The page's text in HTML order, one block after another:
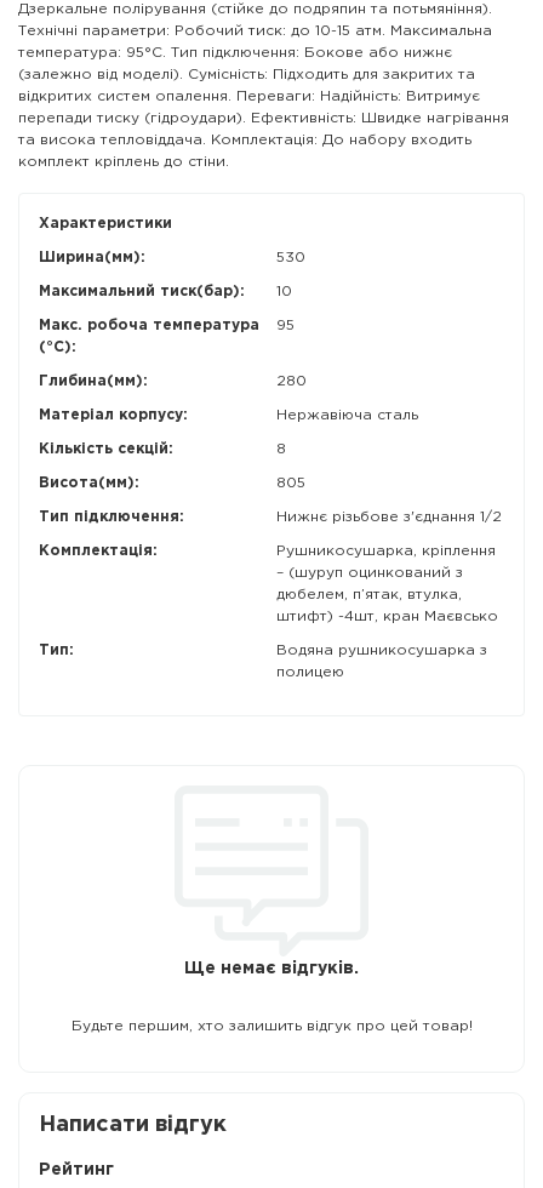
Дзеркальне полірування (стійке до подряпин та потьмяніння).
Технічні параметри: Робочий тиск: до 10-15 атм. Максимальна
температура: 95°C. Тип підключення: Бокове або нижнє
(залежно від моделі). Сумісність: Підходить для закритих та
відкритих систем опалення. Переваги: Надійність: Витримує
перепади тиску (гідроудари). Ефективність: Швидке нагрівання
та висока тепловіддача. Комплектація: До набору входить
комплект кріплень до стіни.
Характеристики
Ширина(мм): 530
Максимальний тиск(бар): 10
Макс. робоча температура
(°C):
95
Глибина(мм): 280
Матеріал корпусу: Нержавіюча сталь
Кількість секцій: 8
Висота(мм): 805
Тип підключення: Нижнє різьбове з'єднання 1/2
Комплектація:
Рушникосушарка, кріплення
– (шуруп оцинкований з
дюбелем, п’ятак, втулка,
штифт) -4шт, кран Маєвсько
Тип:
Водяна рушникосушарка з
полицею
Ще немає відгуків.
Будьте першим, хто залишить відгук про цей товар!
Написати відгук
Рейтинг